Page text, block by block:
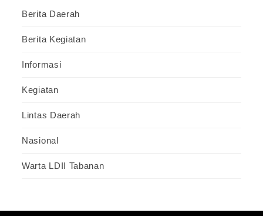
Berita Daerah
Berita Kegiatan
Informasi
Kegiatan
Lintas Daerah
Nasional
Warta LDII Tabanan